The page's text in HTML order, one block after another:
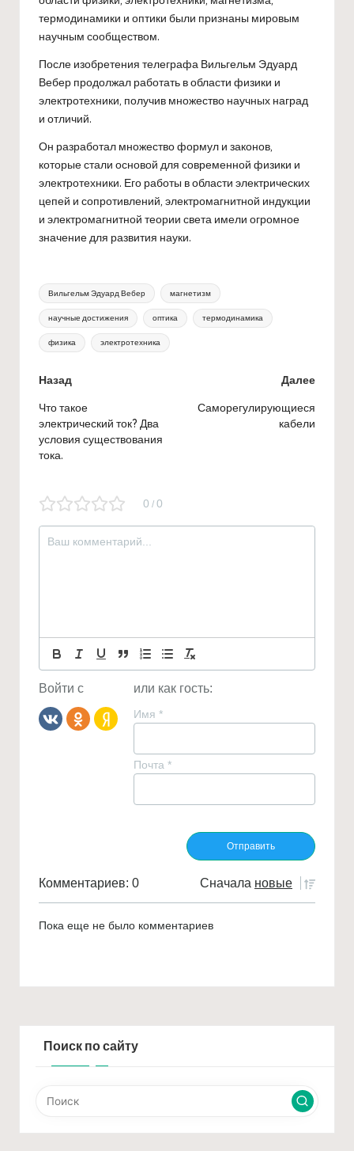
термодинамики и оптики были признаны мировым
научным сообществом.
После изобретения телеграфа Вильгельм Эдуард
Вебер продолжал работать в области физики и
электротехники, получив множество научных наград
и отличий.
Он разработал множество формул и законов,
которые стали основой для современной физики и
электротехники. Его работы в области электрических
цепей и сопротивлений, электромагнитной индукции
и электромагнитной теории света имели огромное
значение для развития науки.
Метки:
Вильгельм Эдуард Вебер магнетизм
научные достижения оптика термодинамика
физика электротехника
Навигация
по
записям
Назад
Что такое
электрический ток? Два
условия существования
тока.
Далее
Саморегулирующиеся
кабели
0 / 0
Войти с или как гость:
Имя *
Почта *
Комментариев: 0 Сначала новые
Пока еще не было комментариев
Поиск по сайту